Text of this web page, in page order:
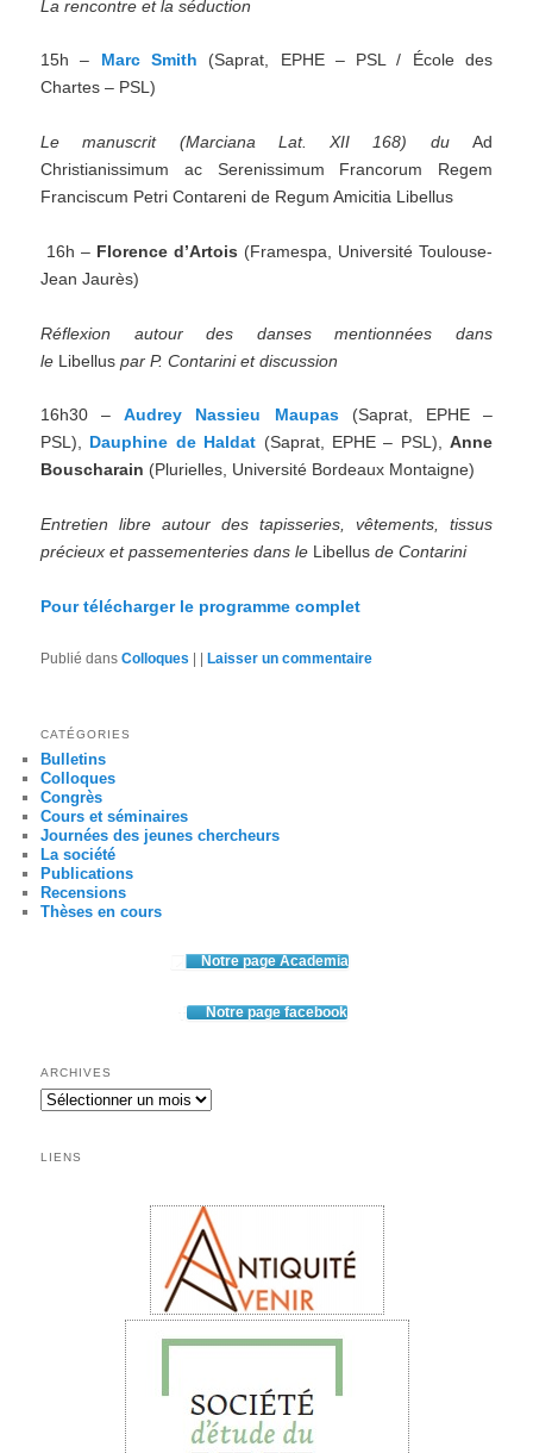
La rencontre et la séduction
15h – Marc Smith (Saprat, EPHE – PSL / École des
Chartes – PSL)
Le manuscrit (Marciana Lat. XII 168) duAd
Christianissimum ac Serenissimum Francorum Regem
Franciscum Petri Contareni de Regum Amicitia Libellus
16h – Florence d’Artois (Framespa, Université Toulouse-
Jean Jaurès)
Réflexion autour des danses mentionnées dans
le Libelluspar P. Contarini et discussion
16h30 –Audrey Nassieu Maupas(Saprat, EPHE –
PSL), Dauphine de Haldat (Saprat, EPHE – PSL), Anne
Bouscharain (Plurielles, Université Bordeaux Montaigne)
Entretien libre autour des tapisseries, vêtements, tissus
précieux et passementeries dans le Libellusde Contarini
Pour télécharger le programme complet
Publié dans Colloques | |Laisser un commentaire
CATÉGORIES
Bulletins
Colloques
Congrès
Cours et séminaires
Journées des jeunes chercheurs
La société
Publications
Recensions
Thèses en cours
Notre page Academia
Notre page facebook
ARCHIVES
Archives
LIENS